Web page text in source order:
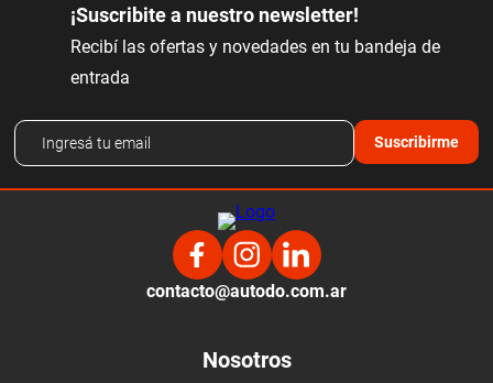
¡Suscribite a nuestro newsletter!
Recibí las ofertas y novedades en tu bandeja de
entrada
Suscribirme
contacto@autodo.com.ar
Nosotros